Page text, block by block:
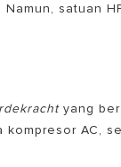
satuan
yang
AC,